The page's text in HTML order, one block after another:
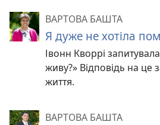
ВАРТОВА БАШТА
Я дуже не хотіла
Івонн Кворрі
живу?» Відповідь на це
життя.
ВАРТОВА БАШТА